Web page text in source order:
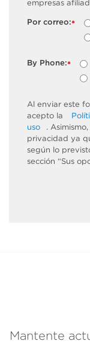
empresas
*
Por correo:
*
By Phone:
Al enviar este
acepto la
uso
.
privacidad ya
según lo
sección “Sus
Mantente